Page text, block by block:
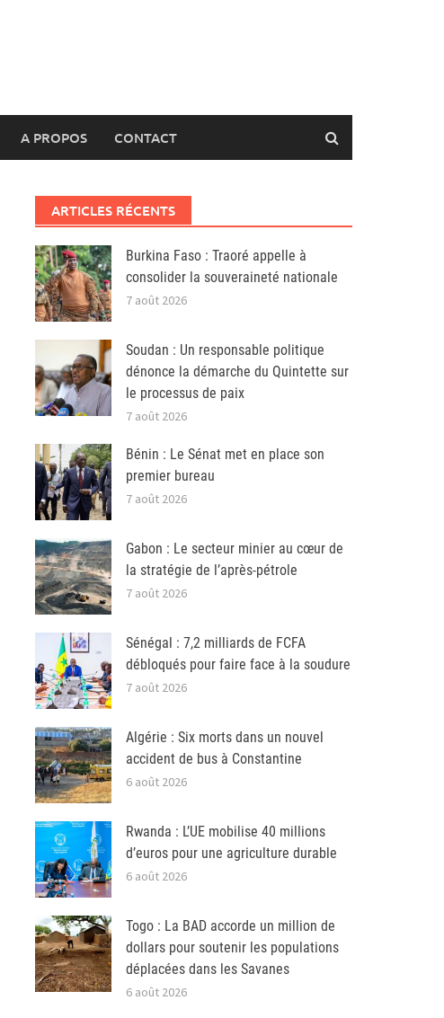
A PROPOS CONTACT
ARTICLES RÉCENTS
Burkina Faso : Traoré appelle à
consolider la souveraineté nationale
7 août 2026
Soudan : Un responsable politique
dénonce la démarche du Quintette sur
le processus de paix
7 août 2026
Bénin : Le Sénat met en place son
premier bureau
7 août 2026
Gabon : Le secteur minier au cœur de
la stratégie de l’après-pétrole
7 août 2026
Sénégal : 7,2 milliards de FCFA
débloqués pour faire face à la soudure
7 août 2026
Algérie : Six morts dans un nouvel
accident de bus à Constantine
6 août 2026
Rwanda : L’UE mobilise 40 millions
d’euros pour une agriculture durable
6 août 2026
Togo : La BAD accorde un million de
dollars pour soutenir les populations
déplacées dans les Savanes
6 août 2026